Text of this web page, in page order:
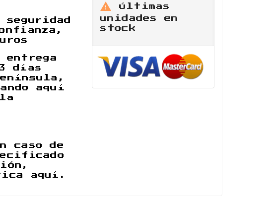
días
aquí
caso de
aquí.

Últimas
unidades en
stock